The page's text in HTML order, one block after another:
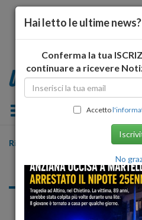
Toggle navigation
Risultato ricerca per:
" fondazione
1 2 3
Hai letto le ultime news?
Conferma la tua
continuare a ricevere
Accetto
No